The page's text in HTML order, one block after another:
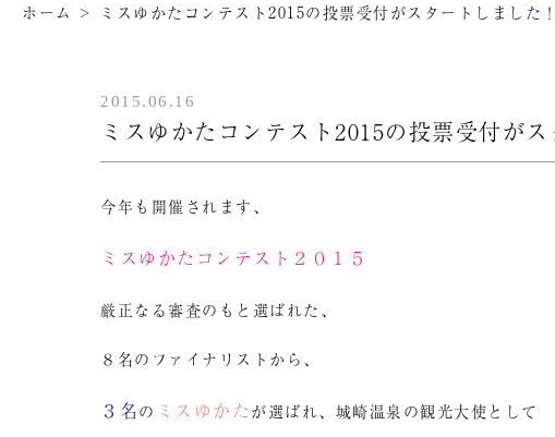
ホーム > ミスゆかたコンテスト2015の投票受付がスタートしました！
2015.06.16
ミスゆかたコンテスト2015の投票受付がス
今年も開催されます、
ミスゆかたコンテスト２０１５
厳正なる審査のもと選ばれた、
８名のファイナリストから、
３名の ミスゆかた が選ばれ、城崎温泉の観光大使として